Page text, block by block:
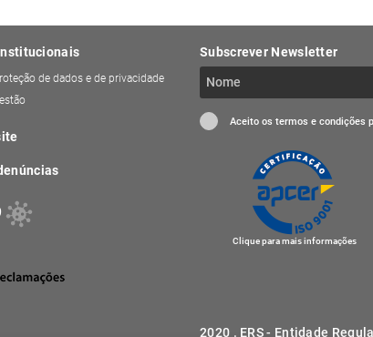
de dados e de privacidade
Subscrever Newsletter
Aceito os termos e condições
Clique para mais informações
2020 . ERS - Entidade